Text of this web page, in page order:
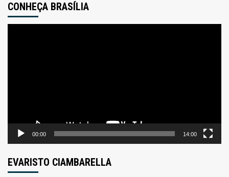
CONHEÇA BRASÍLIA
00:00 14:00
EVARISTO CIAMBARELLA